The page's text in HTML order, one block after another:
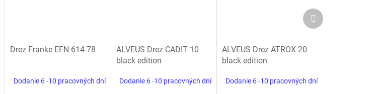
Drez Franke EFN 614-78
Dodanie 6 -10 pracovných dní
ALVEUS Drez CADIT 10
black edition
Dodanie 6 -10 pracovných dní
ALVEUS Drez ATROX 20
black edition
Dodanie 6 -10 pracovných dní
Ďalší
produkt